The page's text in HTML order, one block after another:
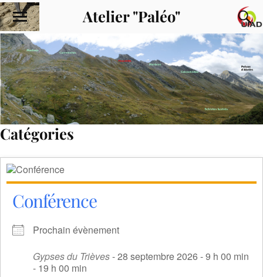
Atelier "Paléo"
Catégories
Conférence
Prochain évènement
Gypses du Trièves- 28 septembre 2026 - 9 h 00 min
- 19 h 00 min